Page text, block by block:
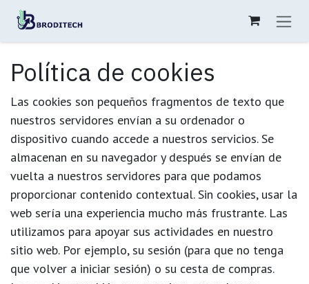
Ir al contenido
Política de cookies
Las cookies son pequeños fragmentos de texto que
nuestros servidores envían a su ordenador o
dispositivo cuando accede a nuestros servicios. Se
almacenan en su navegador y después se envían de
vuelta a nuestros servidores para que podamos
proporcionar contenido contextual. Sin cookies, usar la
web sería una experiencia mucho más frustrante. Las
utilizamos para apoyar sus actividades en nuestro
sitio web. Por ejemplo, su sesión (para que no tenga
que volver a iniciar sesión) o su cesta de compras.